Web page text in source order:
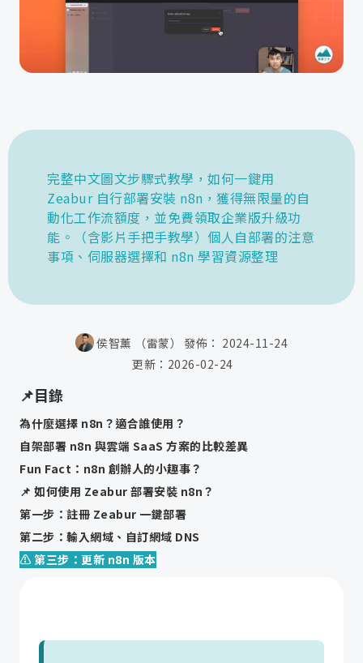
完整中文圖文步驟式教學，如何一鍵用
Zeabur 自行部署安裝 n8n，獲得無限量的自
動化工作流額度，並免費領取企業版升級功
能。（含影片手把手教學）個人自部署的注意
事項、伺服器選擇和 n8n 學習資源整理
📌目錄
為什麼選擇 n8n？適合誰使用？
自架部署 n8n 與雲端 SaaS 方案的比較差異
Fun Fact：n8n 創辦人的小趣事？
📌 如何使用 Zeabur 部署安裝 n8n？
第一步：註冊 Zeabur 一鍵部署
第二步：輸入網域、自訂網域 DNS
⚠️ 第三步：更新 n8n 版本
我目前有哪些 n8n 應用？
侯智薰 （雷蒙） 發佈： 2024-11-24
更新： 2026-02-24